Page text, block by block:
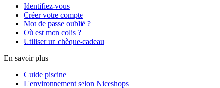
Identifiez-vous
Créer votre compte
Mot de passe oublié ?
Où est mon colis ?
Utiliser un chèque-cadeau
En savoir plus
Guide piscine
L'environnement selon Niceshops